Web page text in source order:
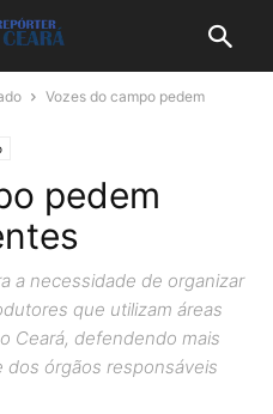
Vozes do campo pedem
pedem
a necessidade de organizar
que utilizam áreas
Ceará, defendendo mais
dos órgãos responsáveis